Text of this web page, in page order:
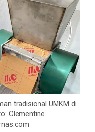
tradisional UMKM di
Clementine